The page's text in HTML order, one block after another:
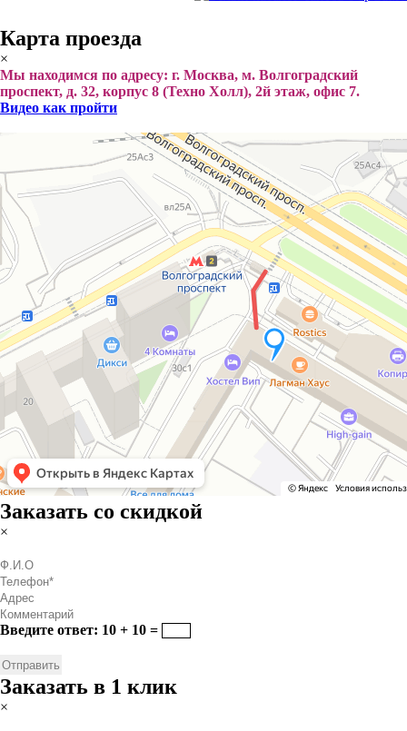
Карта проезда
×
Мы находимся по адресу: г. Москва, м. Волгоградский
проспект, д. 32, корпус 8 (Техно Холл), 2й этаж, офис 7.
Видео как пройти
Заказать со скидкой
×
Введите ответ: 10 + 10 =
Заказать в 1 клик
×